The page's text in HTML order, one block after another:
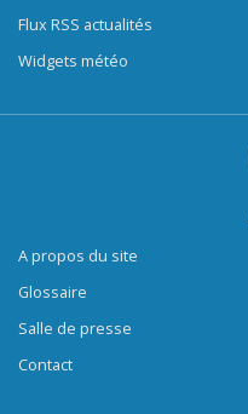
Flux RSS actualités
Widgets météo
A propos du site
Glossaire
Salle de presse
Contact